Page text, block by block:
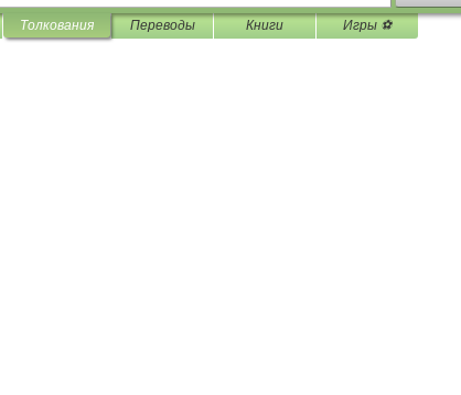
Толкования Переводы Книги Игры ⚽